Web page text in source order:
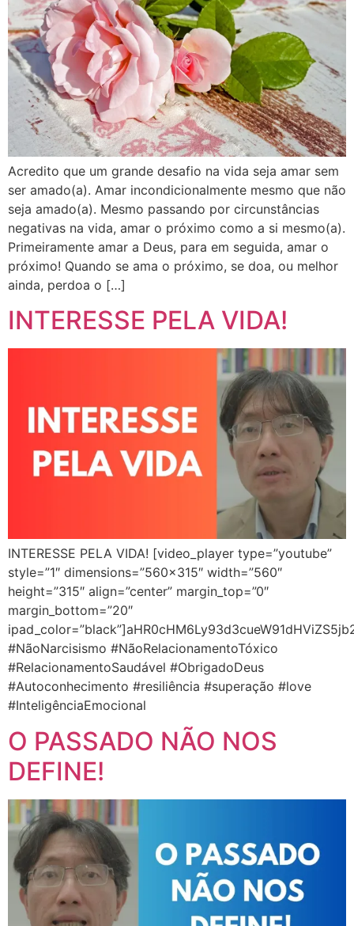
Acredito que um grande desafio na vida seja amar sem
ser amado(a). Amar incondicionalmente mesmo que não
seja amado(a). Mesmo passando por circunstâncias
negativas na vida, amar o próximo como a si mesmo(a).
Primeiramente amar a Deus, para em seguida, amar o
próximo! Quando se ama o próximo, se doa, ou melhor
ainda, perdoa o […]
INTERESSE PELA VIDA!
INTERESSE PELA VIDA! [video_player type=”youtube”
style=”1″ dimensions=”560×315″ width=”560″
height=”315″ align=”center” margin_top=”0″
margin_bottom=”20″
#NãoNarcisismo #NãoRelacionamentoTóxico
#RelacionamentoSaudável #ObrigadoDeus
#Autoconhecimento #resiliência #superação #love
#InteligênciaEmocional
O PASSADO NÃO NOS
DEFINE!